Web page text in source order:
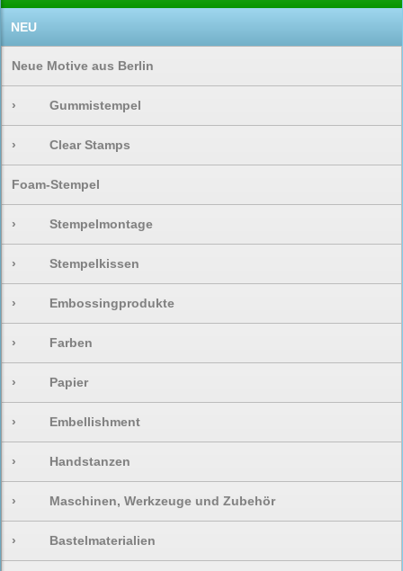
NEU
Neue Motive aus Berlin
› Gummistempel
› Clear Stamps
Foam-Stempel
› Stempelmontage
› Stempelkissen
› Embossingprodukte
› Farben
› Papier
› Embellishment
› Handstanzen
› Maschinen, Werkzeuge und Zubehör
› Bastelmaterialien